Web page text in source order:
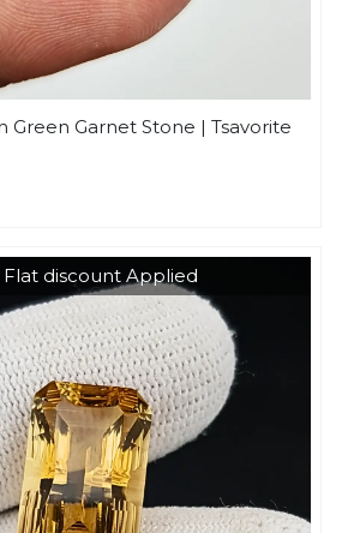
Green Garnet Stone | Tsavorite
Flat discount Applied